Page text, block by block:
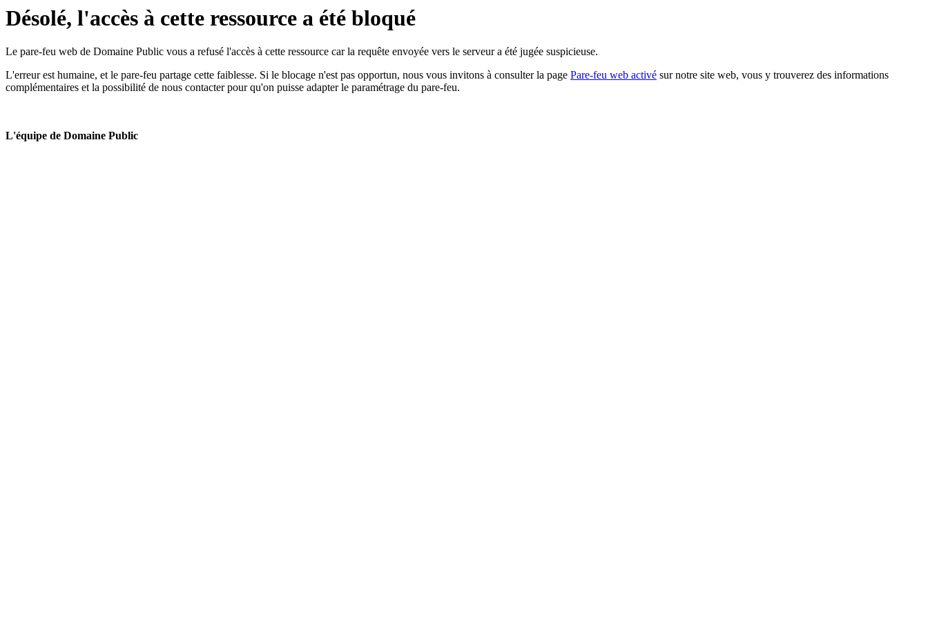
Désolé, l'accès à cette ressource a été bloqué
Le pare-feu web de Domaine Public vous a refusé l'accès à cette ressource car la requête envoyée vers le serveur a été jugée suspicieuse.
L'erreur est humaine, et le pare-feu partage cette faiblesse. Si le blocage n'est pas opportun, nous vous invitons à consulter la page Pare-feu web activé sur notre site web, vous y trouverez des informations
complémentaires et la possibilité de nous contacter pour qu'on puisse adapter le paramétrage du pare-feu.
L'équipe de Domaine Public